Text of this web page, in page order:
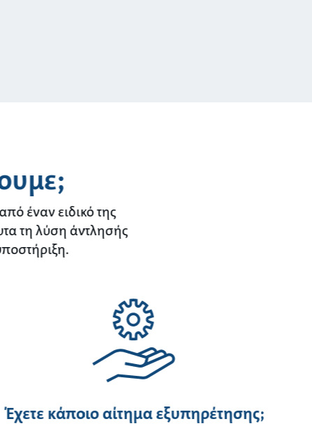
έναν ειδικό της
τη λύση άντλησής
Έχετε κάποιο αίτημα εξυπηρέτησης;